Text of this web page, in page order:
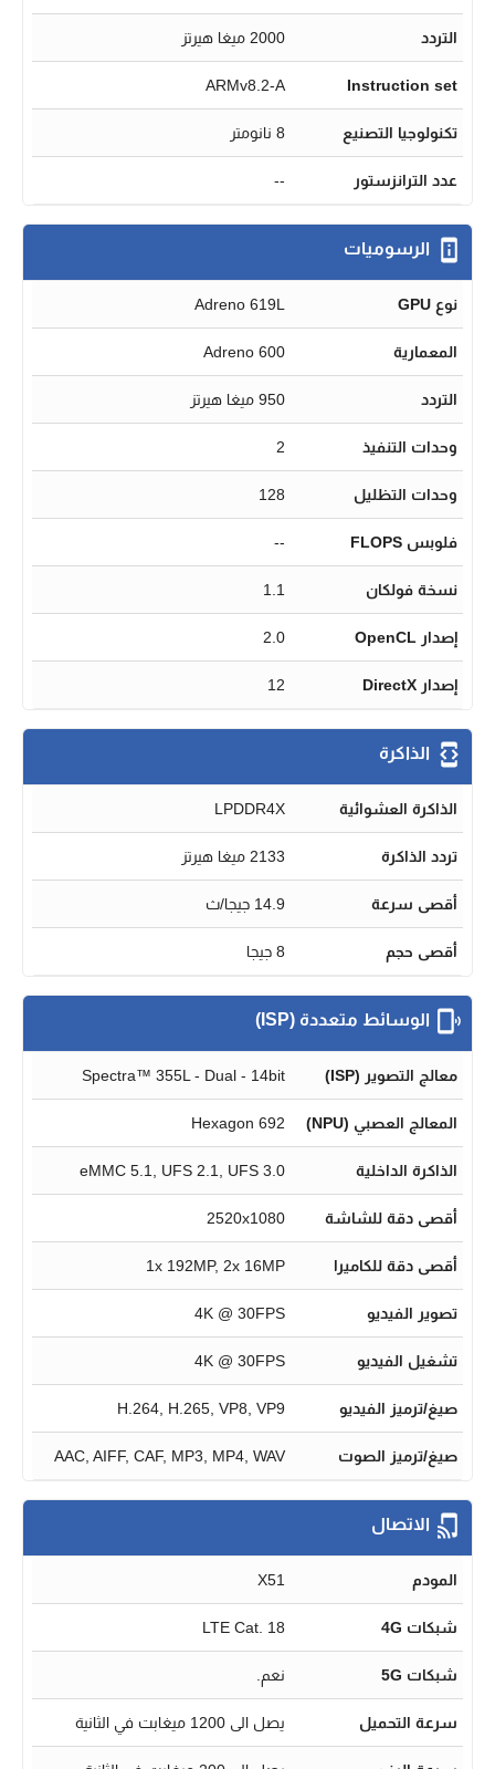
التردد 2000 ميغا هيرتز
Instruction set
ARMv8.2-A
تكنولوجيا التصنيع 8 نانومتر
عدد الترانزستور --
الرسوميات
نوع GPU Adreno 619L
المعمارية Adreno 600
التردد 950 ميغا هيرتز
وحدات التنفيذ 2
وحدات التظليل 128
فلوبس FLOPS --
نسخة فولكان 1.1
إصدار OpenCL 2.0
إصدار DirectX 12
الذاكرة
الذاكرة العشوائية LPDDR4X
تردد الذاكرة 2133 ميغا هيرتز
أقصى سرعة 14.9 جيجا/ث
أقصى حجم 8 جيجا
الوسائط متعددة (ISP)
معالج التصوير (ISP) Spectra™ 355L - Dual - 14bit
المعالج العصبي (NPU) Hexagon 692
الذاكرة الداخلية eMMC 5.1, UFS 2.1, UFS 3.0
أقصى دقة للشاشة 2520x1080
أقصى دقة للكاميرا 1x 192MP, 2x 16MP
تصوير الفيديو 4K @ 30FPS
تشغيل الفيديو 4K @ 30FPS
صيغ/ترميز الفيديو H.264, H.265, VP8, VP9
صيغ/ترميز الصوت AAC, AIFF, CAF, MP3, MP4, WAV
الاتصال
المودم X51
شبكات 4G LTE Cat. 18
شبكات 5G نعم.
سرعة التحميل يصل الى 1200 ميغابت في الثانية